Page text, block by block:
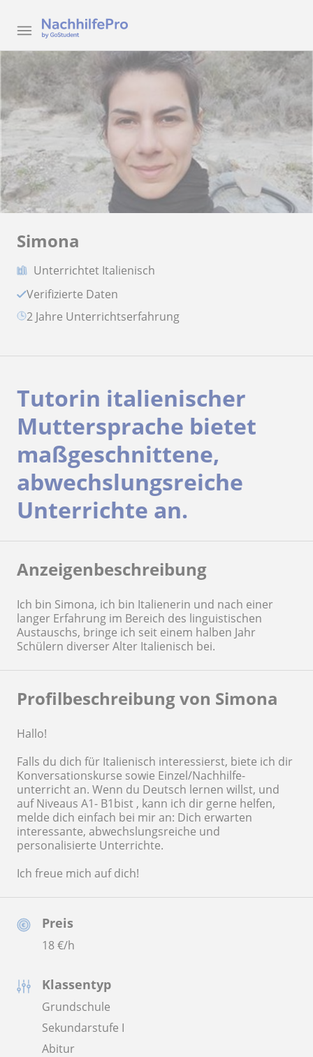
Simona
Unterrichtet Italienisch
Verifizierte Daten
2 Jahre Unterrichtserfahrung
Preis
18€/h
Klassentyp
Grundschule
Sekundarstufe I
Abitur
Tutorin italienischer
Muttersprache bietet
maßgeschnittene,
abwechslungsreiche
Unterrichte an.
Anzeigenbeschreibung
Ich bin Simona, ich bin Italienerin und nach einer
langer Erfahrung im Bereich des linguistischen
Austauschs, bringe ich seit einem halben Jahr
Schülern diverser Alter Italienisch bei.
Profilbeschreibung von Simona
Hallo!
Falls du dich für Italienisch interessierst, biete ich dir
Konversationskurse sowie Einzel/Nachhilfe-
unterricht an. Wenn du Deutsch lernen willst, und
auf Niveaus A1- B1bist , kann ich dir gerne helfen,
melde dich einfach bei mir an: Dich erwarten
interessante, abwechslungsreiche und
personalisierte Unterrichte.
Ich freue mich auf dich!